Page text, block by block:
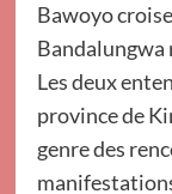
Bawoyo
Bandalungwa
Les deux
province de
genre des